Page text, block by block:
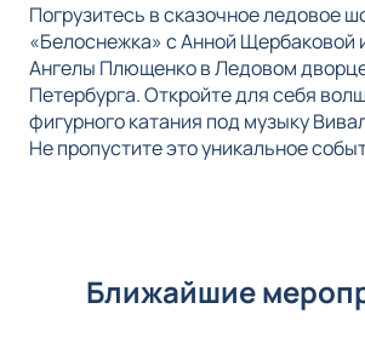
Погрузитесь в сказочное ледовое
«Белоснежка» с Анной Щербаковой
Ангелы Плющенко в Ледовом
Петербурга. Откройте для себя
фигурного катания под музыку
Не пропустите это уникальное
Ближайшие